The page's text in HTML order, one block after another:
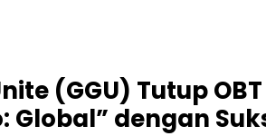
(GGU) Tutup OBT
Global” dengan